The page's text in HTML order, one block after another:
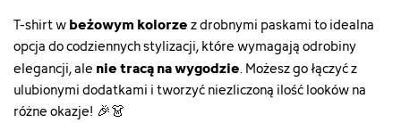
T-shirt wbeżowym kolorzez drobnymi paskami to idealna
opcja do codziennych stylizacji, które wymagają odrobiny
elegancji, ale nie tracą na wygodzie. Możesz go łączyć z
ulubionymi dodatkami i tworzyć niezliczoną ilość looków na
różne okazje! 🎉👗